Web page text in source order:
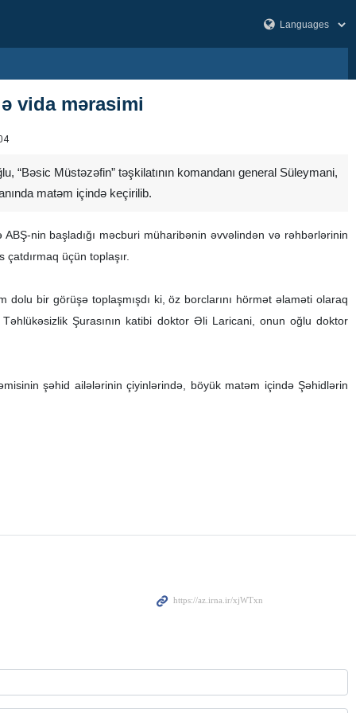
vida mərasimi
Müstəzəfin” təşkilatının komandanı general Süleymani,
matəm içində keçirilib.
nin başladığı məcburi müharibənin əvvəlindən və rəhbərlərinin
üçün toplaşır.
bir görüşə toplaşmışdı ki, öz borclarını hörmət əlaməti olaraq
Şurasının katibi doktor Əli Laricani, onun oğlu doktor
şəhid ailələrinin çiyinlərində, böyük matəm içində Şəhidlərin